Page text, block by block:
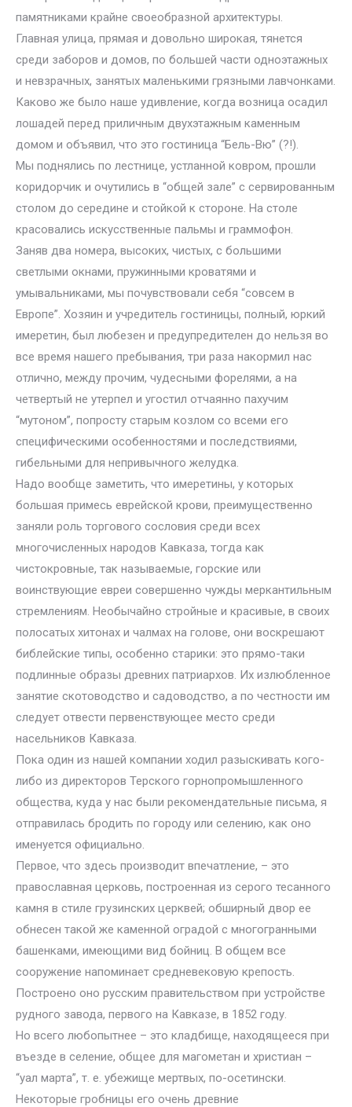
памятниками крайне своеобразной архитектуры.
Главная улица, прямая и довольно широкая, тянется
среди заборов и домов, по большей части одноэтажных
и невзрачных, занятых маленькими грязными лавчонками.
Каково же было наше удивление, когда возница осадил
лошадей перед приличным двухэтажным каменным
домом и объявил, что это гостиница “Бель-Вю” (?!).
Мы поднялись по лестнице, устланной ковром, прошли
коридорчик и очутились в “общей зале” с сервированным
столом до середине и стойкой к стороне. На столе
красовались искусственные пальмы и граммофон.
Заняв два номера, высоких, чистых, с большими
светлыми окнами, пружинными кроватями и
умывальниками, мы почувствовали себя “совсем в
Европе”. Хозяин и учредитель гостиницы, полный, юркий
имеретин, был любезен и предупредителен до нельзя во
все время нашего пребывания, три раза накормил нас
отлично, между прочим, чудесными форелями, а на
четвертый не утерпел и угостил отчаянно пахучим
“мутоном”, попросту старым козлом со всеми его
специфическими особенностями и последствиями,
гибельными для непривычного желудка.
Надо вообще заметить, что имеретины, у которых
большая примесь еврейской крови, преимущественно
заняли роль торгового сословия среди всех
многочисленных народов Кавказа, тогда как
чистокровные, так называемые, горские или
воинствующие евреи совершенно чужды меркантильным
стремлениям. Необычайно стройные и красивые, в своих
полосатых хитонах и чалмах на голове, они воскрешают
библейские типы, особенно старики: это прямо-таки
подлинные образы древних патриархов. Их излюбленное
занятие скотоводство и садоводство, а по честности им
следует отвести первенствующее место среди
насельников Кавказа.
Пока один из нашей компании ходил разыскивать кого-
либо из директоров Терского горнопромышленного
общества, куда у нас были рекомендательные письма, я
отправилась бродить по городу или селению, как оно
именуется официально.
Первое, что здесь производит впечатление, – это
православная церковь, построенная из серого тесанного
камня в стиле грузинских церквей; обширный двор ее
обнесен такой же каменной оградой с многогранными
башенками, имеющими вид бойниц. В общем все
сооружение напоминает средневековую крепость.
Построено оно русским правительством при устройстве
рудного завода, первого на Кавказе, в 1852 году.
Но всего любопытнее – это кладбище, находящееся при
въезде в селение, общее для магометан и христиан –
“уал марта”, т. е. убежище мертвых, по-осетински.
Некоторые гробницы его очень древние